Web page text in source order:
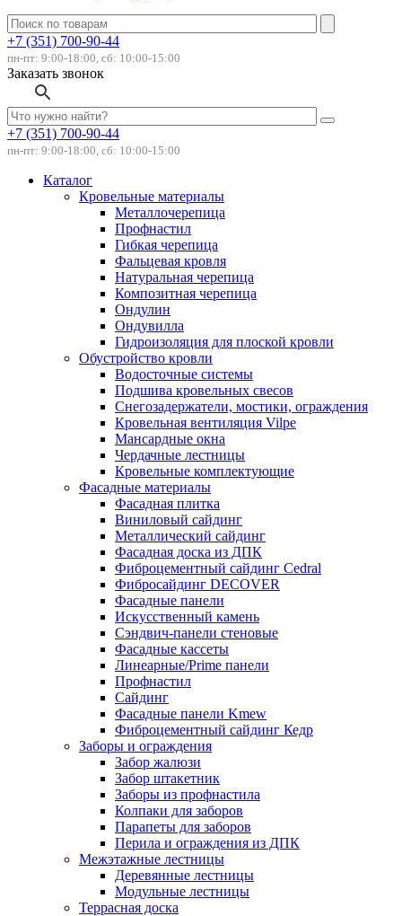
+7 (351) 700-90-44
пн-пт: 9:00-18:00, сб: 10:00-15:00
Заказать звонок
+7 (351) 700-90-44
пн-пт: 9:00-18:00, сб: 10:00-15:00
Каталог
Кровельные материалы
Металлочерепица
Профнастил
Гибкая черепица
Фальцевая кровля
Натуральная черепица
Композитная черепица
Ондулин
Ондувилла
Гидроизоляция для плоской кровли
Обустройство кровли
Водосточные системы
Подшива кровельных свесов
Снегозадержатели, мостики, ограждения
Кровельная вентиляция Vilpe
Мансардные окна
Чердачные лестницы
Кровельные комплектующие
Фасадные материалы
Фасадная плитка
Виниловый сайдинг
Металлический сайдинг
Фасадная доска из ДПК
Фиброцементный сайдинг Cedral
Фибросайдинг DECOVER
Фасадные панели
Искусственный камень
Сэндвич-панели стеновые
Фасадные кассеты
Линеарные/Prime панели
Профнастил
Сайдинг
Фасадные панели Kmew
Фиброцементный сайдинг Кедр
Заборы и ограждения
Забор жалюзи
Забор штакетник
Заборы из профнастила
Колпаки для заборов
Парапеты для заборов
Перила и ограждения из ДПК
Межэтажные лестницы
Деревянные лестницы
Модульные лестницы
Террасная доска